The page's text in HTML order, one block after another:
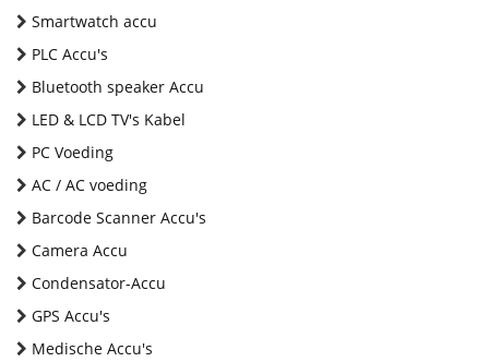
Smartwatch accu
PLC Accu's
Bluetooth speaker Accu
LED & LCD TV's Kabel
PC Voeding
AC / AC voeding
Barcode Scanner Accu's
Camera Accu
Condensator-Accu
GPS Accu's
Medische Accu's